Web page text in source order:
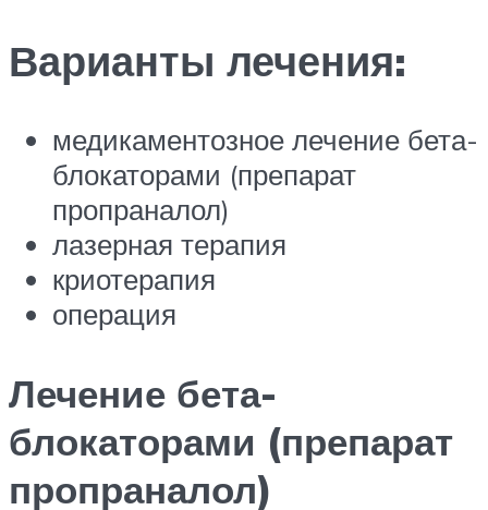
Варианты лечения:
медикаментозное лечение бета-
блокаторами (препарат
пропраналол)
лазерная терапия
криотерапия
операция
Лечение бета-
блокаторами (препарат
пропраналол)